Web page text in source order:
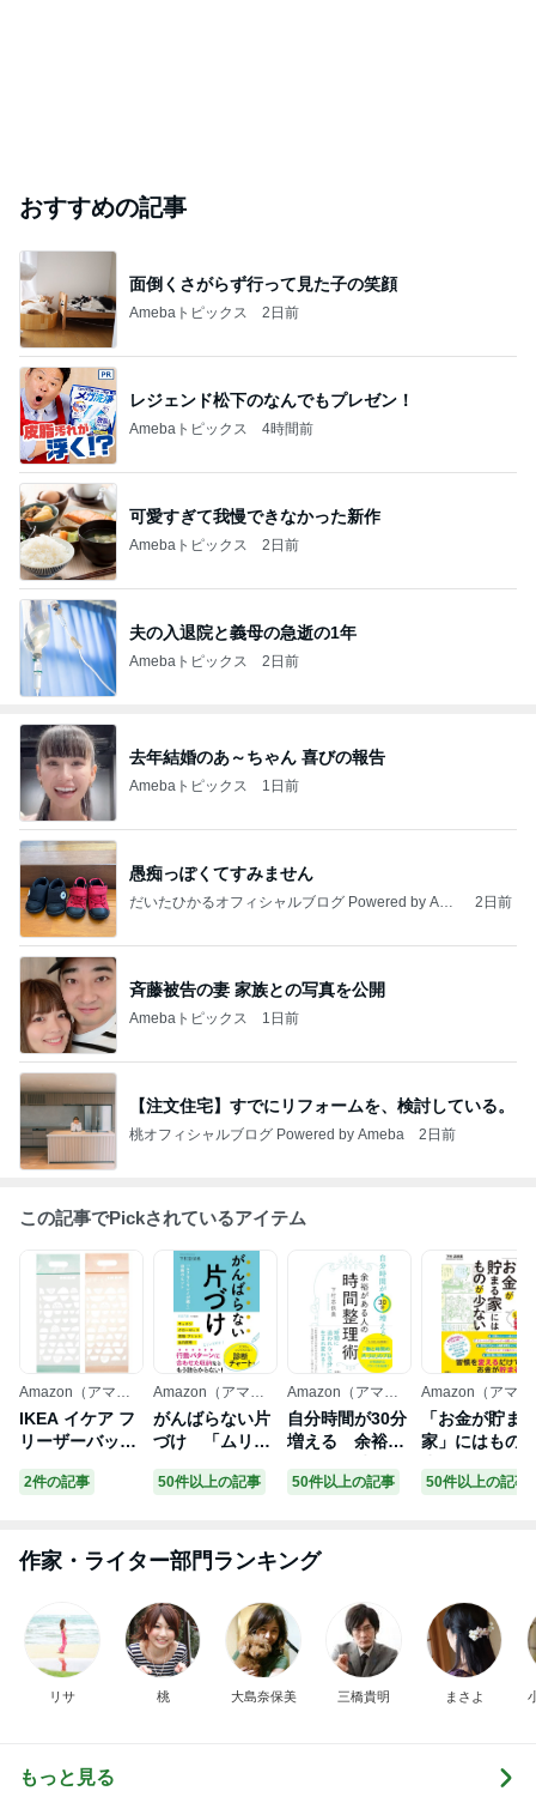
おすすめの記事
面倒くさがらず行って見た子の笑顔
Amebaトピックス 2日前
レジェンド松下のなんでもプレゼン！
Amebaトピックス 4時間前
可愛すぎて我慢できなかった新作
Amebaトピックス 2日前
夫の入退院と義母の急逝の1年
Amebaトピックス 2日前
去年結婚のあ～ちゃん 喜びの報告
Amebaトピックス 1日前
愚痴っぽくてすみません
だいたひかるオフィシャルブログ Powered by Ame
2日前
斉藤被告の妻 家族との写真を公開
Amebaトピックス 1日前
【注文住宅】すでにリフォームを、検討している。
桃オフィシャルブログ Powered by Ameba 2日前
この記事でPickされているアイテム
Amazon（アマゾ
ン）
IKEA イケア フ
リーザーバッグ
ピンク ブルー
STA ベコスタ
2件の記事
Amazon（アマゾ
ン）
がんばらない片
づけ 「ムリな
く」収納のヒン
50件以上の記事
Amazon（アマゾ
ン）
自分時間が30分
増える 余裕が
理術
50件以上の記事
Amazon（アマゾ
ン）
「お金が貯ま
家」にはもの
50件以上の記事
作家・ライター部門ランキング
リサ 桃 大島奈保美 三橋貴明 まさよ
もっと見る